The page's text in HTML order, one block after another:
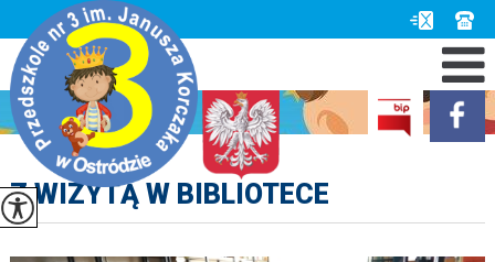
Z WIZYTĄ W BIBLIOTECE